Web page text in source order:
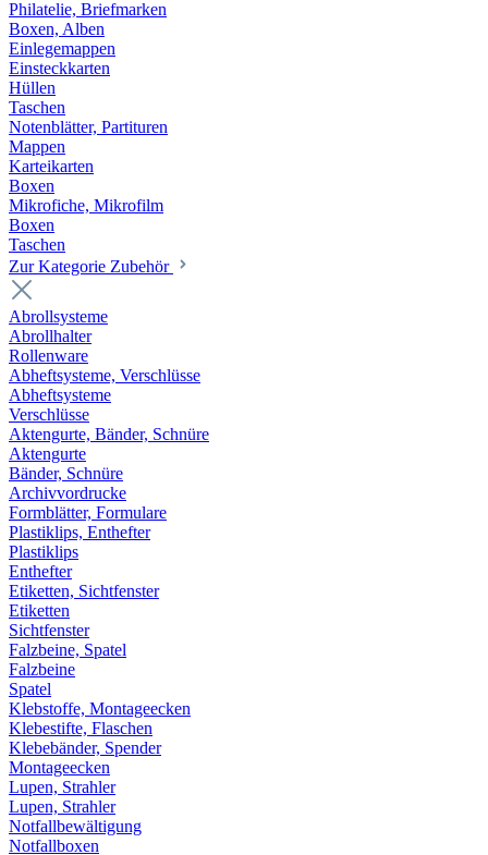
Philatelie, Briefmarken
Boxen, Alben
Einlegemappen
Einsteckkarten
Hüllen
Taschen
Notenblätter, Partituren
Mappen
Karteikarten
Boxen
Mikrofiche, Mikrofilm
Boxen
Taschen
Zur Kategorie Zubehör
Abrollsysteme
Abrollhalter
Rollenware
Abheftsysteme, Verschlüsse
Abheftsysteme
Verschlüsse
Aktengurte, Bänder, Schnüre
Aktengurte
Bänder, Schnüre
Archivvordrucke
Formblätter, Formulare
Plastiklips, Enthefter
Plastiklips
Enthefter
Etiketten, Sichtfenster
Etiketten
Sichtfenster
Falzbeine, Spatel
Falzbeine
Spatel
Klebstoffe, Montageecken
Klebestifte, Flaschen
Klebebänder, Spender
Montageecken
Lupen, Strahler
Lupen, Strahler
Notfallbewältigung
Notfallboxen